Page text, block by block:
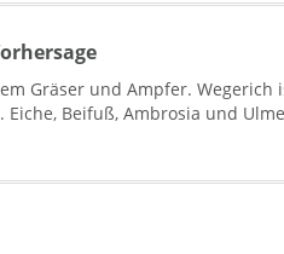
Gräser und Ampfer. Wegerich
Eiche, Beifuß, Ambrosia und